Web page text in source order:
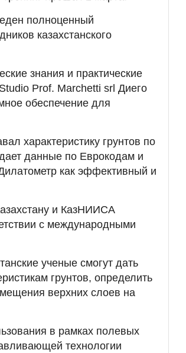
полноценный
казахстанского
знания и практические
Prof. Marchetti srl Диего
обеспечение для
характеристику грунтов по
данные по Еврокодам и
как эффективный и
и КазНИИСА
с международными
ученые смогут дать
грунтов, определить
верхних слоев на
в рамках полевых
технологии